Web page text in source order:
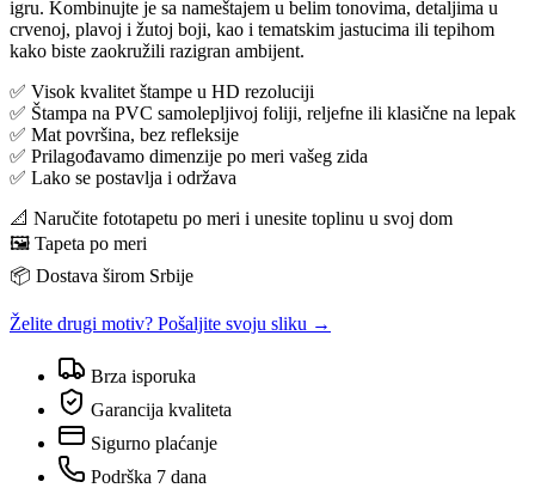
igru. Kombinujte je sa nameštajem u belim tonovima, detaljima u
crvenoj, plavoj i žutoj boji, kao i tematskim jastucima ili tepihom
kako biste zaokružili razigran ambijent.
✅ Visok kvalitet štampe u HD rezoluciji
✅ Štampa na PVC samolepljivoj foliji, reljefne ili klasične na lepak
✅ Mat površina, bez refleksije
✅ Prilagođavamo dimenzije po meri vašeg zida
✅ Lako se postavlja i održava
📐 Naručite fototapetu po meri i unesite toplinu u svoj dom
🖼️ Tapeta po meri
📦 Dostava širom Srbije
Želite drugi motiv? Pošaljite svoju sliku →
Brza isporuka
Garancija kvaliteta
Sigurno plaćanje
Podrška 7 dana